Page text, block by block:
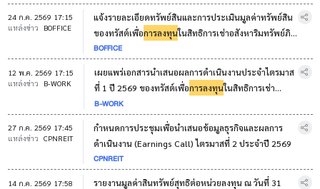
24 ก.ค. 2569 17:15
แหล่งข่าว
BOFFICE
แจ้งรายละเอียดทรัพย์สินและการประเมินมูลค่าทรัพย์สิน
ของทรัสต์เพื่อการลงทุนในสิทธิการเช่าอสังหาริมทรัพย์ภิ
รัชออฟฟิศ
BOFFICE
12 พ.ค. 2569 17:15
แหล่งข่าว
B-WORK
เผยแพร่เอกสารนำเสนอผลการดำเนินงานประจำไตรมาส
ที่ 1 ปี 2569 ของทรัสต์เพื่อการลงทุนในสิทธิการเช่า
อสังหาริมทรัพย์บัวหลวง ออฟฟิศ บนเว็บไซต์ของกอง
B-WORK
27 ก.ค. 2569 17:45
แหล่งข่าว
CPNREIT
กำหนดการประชุมเพื่อนำเสนอข้อมูลธุรกิจและผลการ
ดำเนินงาน (Earnings Call) ไตรมาสที่ 2 ประจำปี 2569
CPNREIT
14 ก.ค. 2569 17:58
รายงานมูลค่าสินทรัพย์สุทธิต่อหน่วยลงทุน ณ วันที่ 31